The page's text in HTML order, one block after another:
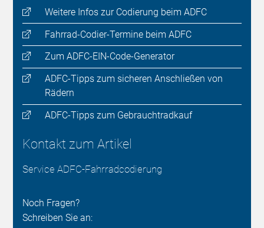
Weitere Infos zur Codierung beim ADFC
Fahrrad-Codier-Termine beim ADFC
Zum ADFC-EIN-Code-Generator
ADFC-Tipps zum sicheren Anschließen von
Rädern
ADFC-Tipps zum Gebrauchtradkauf
Kontakt zum Artikel
Service ADFC-Fahrradcodierung
Noch Fragen?
Schreiben Sie an: